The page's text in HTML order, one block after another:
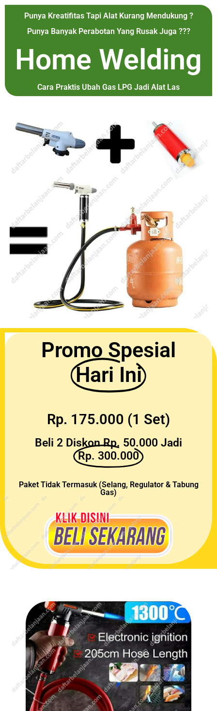
Punya Kreatifitas Tapi Alat Kurang Mendukung ?
Punya Banyak Perabotan Yang Rusak Juga ???
Home Welding
Cara Praktis Ubah Gas LPG Jadi Alat Las
Promo Spesial
Hari Ini
Rp. 175.000 (1 Set)
Beli 2 Diskon Rp. 50.000 Jadi
Rp. 300.000
Paket Tidak Termasuk (Selang, Regulator & Tabung
Gas)